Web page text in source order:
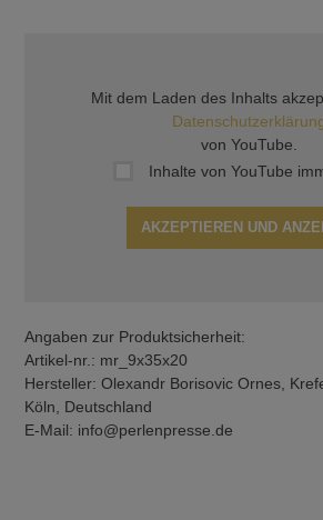
Mit dem Laden des Inhalts
von YouTube.
Inhalte von YouTube
AKZEPTIEREN UND
Angaben zur Produktsicherheit:
Artikel-nr.: mr_9x35x20
Hersteller: Olexandr Borisovic Ornes,
Köln, Deutschland
E-Mail: info@perlenpresse.de